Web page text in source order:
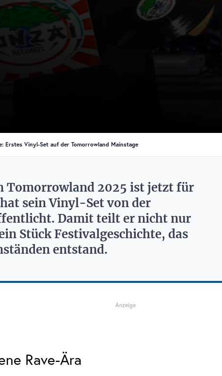
Erstes Vinyl-Set auf der Tomorrowland Mainstage
Tomorrowland 2025 ist jetzt für
sein Vinyl-Set von der
Damit teilt er nicht nur
Stück Festivalgeschichte, das
entstand.
Anzeige
Rave-Ära